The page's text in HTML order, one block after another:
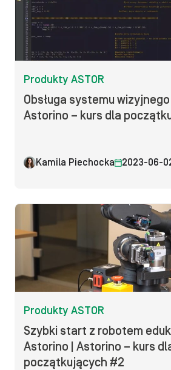
Produkty ASTOR
Obsługa systemu wizyjnego
Astorino – kurs dla
Kamila Piechocka 2023-06-
Produkty ASTOR
Szybki start z robotem
Astorino | Astorino – kurs
początkujących #2